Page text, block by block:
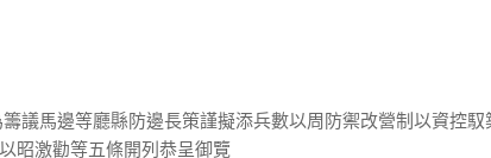
議馬邊等廳縣防邊長策謹擬添兵數以周防禦改營制以資控馭
昭激勸等五條開列恭呈御覽